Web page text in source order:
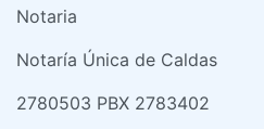
Notaria
Notaría Única de Caldas
2780503 PBX 2783402